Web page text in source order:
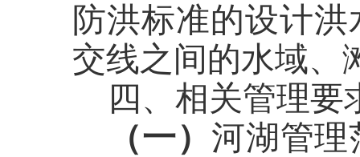
防洪标准的设计
交线之间的水域、
四、相关管理要
（一） 河湖管理